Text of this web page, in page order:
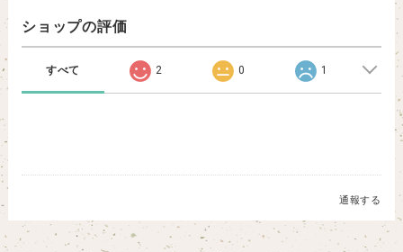
ショップの評価
すべて 2 0 1
通報する